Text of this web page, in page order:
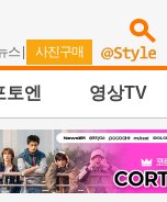
스 | 사진구매
토엔 영상TV